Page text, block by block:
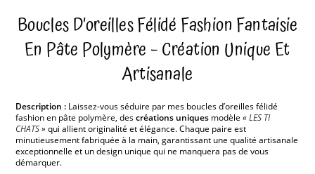
Boucles D’oreilles Félidé Fashion Fantaisie
En Pâte Polymère – Création Unique Et
Artisanale
Description : Laissez-vous séduire par mes boucles d’oreilles félidé
fashion en pâte polymère, descréations uniques modèle«LES TI
CHATS»qui allient originalité et élégance. Chaque paire est
minutieusement fabriquée à la main, garantissant une qualité artisanale
exceptionnelle et un design unique qui ne manquera pas de vous
démarquer.